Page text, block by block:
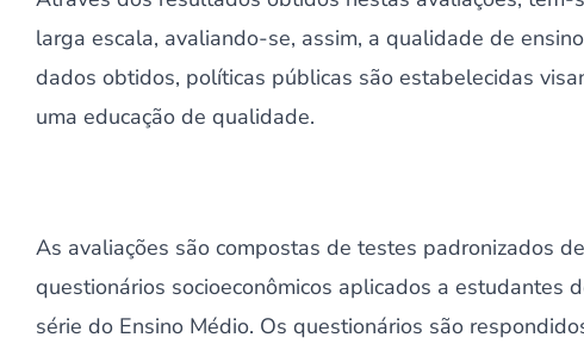
larga escala, avaliando-se, assim, a qualidade de
dados obtidos, políticas públicas são estabelecidas
uma educação de qualidade.
As avaliações são compostas de testes padronizados
questionários socioeconômicos aplicados a estudantes
série do Ensino Médio. Os questionários são